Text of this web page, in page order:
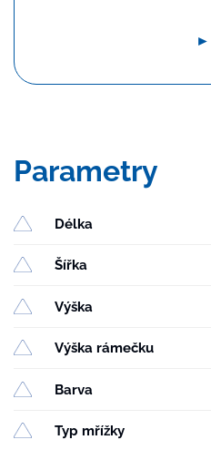
►
Parametry
Délka
Šířka
Výška
Výška rámečku
Barva
Typ mřížky